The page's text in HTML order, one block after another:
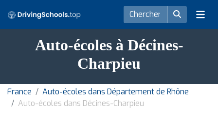
Auto-écoles à Décines-
Charpieu
France
Auto-écoles dans Département de Rhône
Auto-écoles dans Décines-Charpieu